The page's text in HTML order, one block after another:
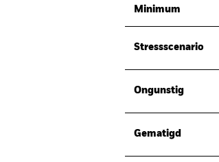
Minimum
Stressscenario
Ongunstig
Gematigd